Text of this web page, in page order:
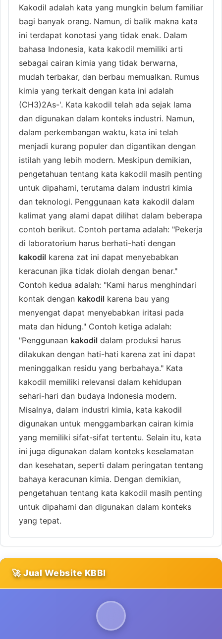
Kakodil adalah kata yang mungkin belum familiar
bagi banyak orang. Namun, di balik makna kata
ini terdapat konotasi yang tidak enak. Dalam
bahasa Indonesia, kata kakodil memiliki arti
sebagai cairan kimia yang tidak berwarna,
mudah terbakar, dan berbau memualkan. Rumus
kimia yang terkait dengan kata ini adalah
(CH3)2As-'. Kata kakodil telah ada sejak lama
dan digunakan dalam konteks industri. Namun,
dalam perkembangan waktu, kata ini telah
menjadi kurang populer dan digantikan dengan
istilah yang lebih modern. Meskipun demikian,
pengetahuan tentang kata kakodil masih penting
untuk dipahami, terutama dalam industri kimia
dan teknologi. Penggunaan kata kakodil dalam
kalimat yang alami dapat dilihat dalam beberapa
contoh berikut. Contoh pertama adalah: "Pekerja
di laboratorium harus berhati-hati dengan
kakodil karena zat ini dapat menyebabkan
keracunan jika tidak diolah dengan benar."
Contoh kedua adalah: "Kami harus menghindari
kontak dengan kakodil karena bau yang
menyengat dapat menyebabkan iritasi pada
mata dan hidung." Contoh ketiga adalah:
"Penggunaan kakodil dalam produksi harus
dilakukan dengan hati-hati karena zat ini dapat
meninggalkan residu yang berbahaya." Kata
kakodil memiliki relevansi dalam kehidupan
sehari-hari dan budaya Indonesia modern.
Misalnya, dalam industri kimia, kata kakodil
digunakan untuk menggambarkan cairan kimia
yang memiliki sifat-sifat tertentu. Selain itu, kata
ini juga digunakan dalam konteks keselamatan
dan kesehatan, seperti dalam peringatan tentang
bahaya keracunan kimia. Dengan demikian,
pengetahuan tentang kata kakodil masih penting
untuk dipahami dan digunakan dalam konteks
yang tepat.
🚀 Jual Website KBBI